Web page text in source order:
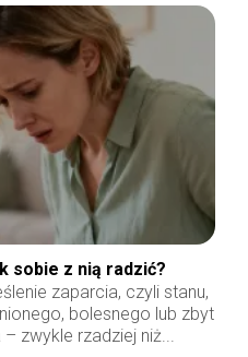
sobie z nią radzić?
zaparcia, czyli stanu,
bolesnego lub zbyt
zwykle rzadziej niż...